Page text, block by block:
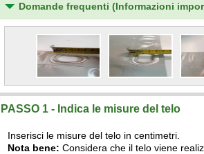
Domande frequenti (Informazioni
PASSO 1 - Indica le misure del telo
Inserisci le misure del telo in centimetri.
Nota bene: Considera che il telo viene